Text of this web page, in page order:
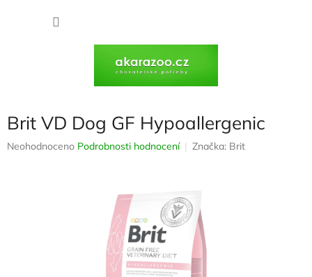
Brit VD Dog GF Hypoallergenic
Průměrné
Neohodnoceno Podrobnosti hodnocení Značka: Brit